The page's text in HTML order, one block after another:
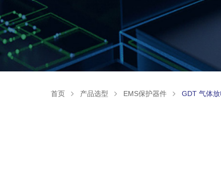
首页 产品选型 EMS保护器件 GDT 气体